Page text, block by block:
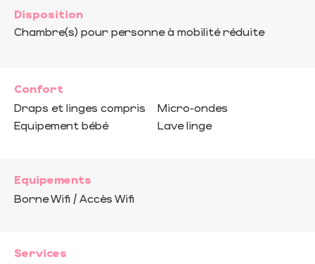
Disposition
Chambre(s) pour personne à mobilité réduite
Confort
Draps et linges compris
Equipement bébé
Micro-ondes
Lave linge
Equipements
Borne Wifi / Accès Wifi
Services